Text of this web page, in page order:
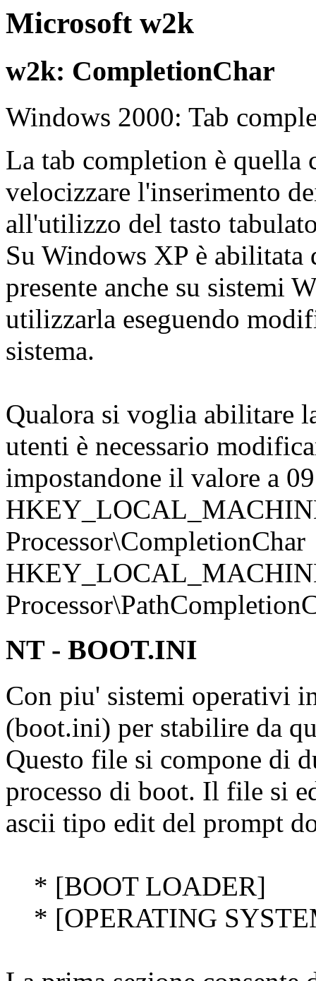
Microsoft w2k
w2k: CompletionChar
Windows 2000: Tab
La tab completion è quella
velocizzare l'inserimento
all'utilizzo del tasto
Su Windows XP è abilitata
presente anche su sistemi
utilizzarla eseguendo
sistema.
Qualora si voglia abilitare
utenti è necessario
impostandone il valore a
Processor\CompletionChar
NT - BOOT.INI
Con piu' sistemi operativi
(boot.ini) per stabilire da
Questo file si compone di
processo di boot. Il file si
ascii tipo edit del prompt
* [BOOT LOADER]
* [OPERATING